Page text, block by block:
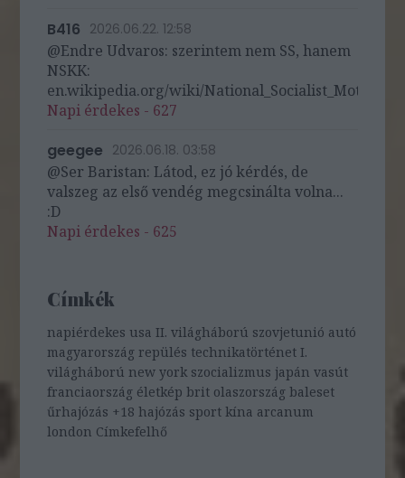
B416 2026.06.22. 12:58
@Endre Udvaros: szerintem nem SS, hanem
NSKK:
en.wikipedia.org/wiki/
Napi érdekes - 627
geegee 2026.06.18. 03:58
@Ser Baristan: Látod, ez jó kérdés, de
valszeg az első vendég megcsinálta volna...
:D
Napi érdekes - 625
Címkék
napiérdekes usa II. világháború szovjetunió autó
magyarország repülés technikatörténet I.
világháború new york szocializmus japán vasút
franciaország életkép brit olaszország baleset
űrhajózás +18 hajózás sport kína arcanum
london Címkefelhő